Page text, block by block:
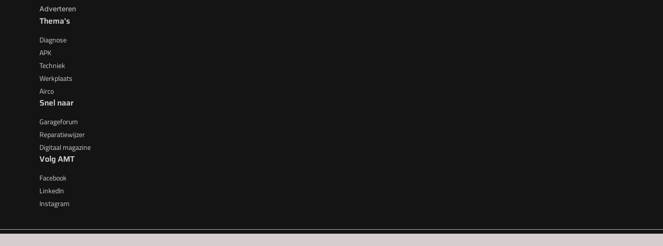
Adverteren
Thema's
Diagnose
APK
Techniek
Werkplaats
Airco
Snel naar
Garageforum
Reparatiewijzer
Digitaal magazine
Volg AMT
Facebook
LinkedIn
Instagram